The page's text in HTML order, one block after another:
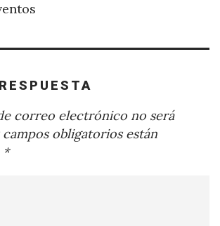
correo electrónico no será
campos obligatorios están
*